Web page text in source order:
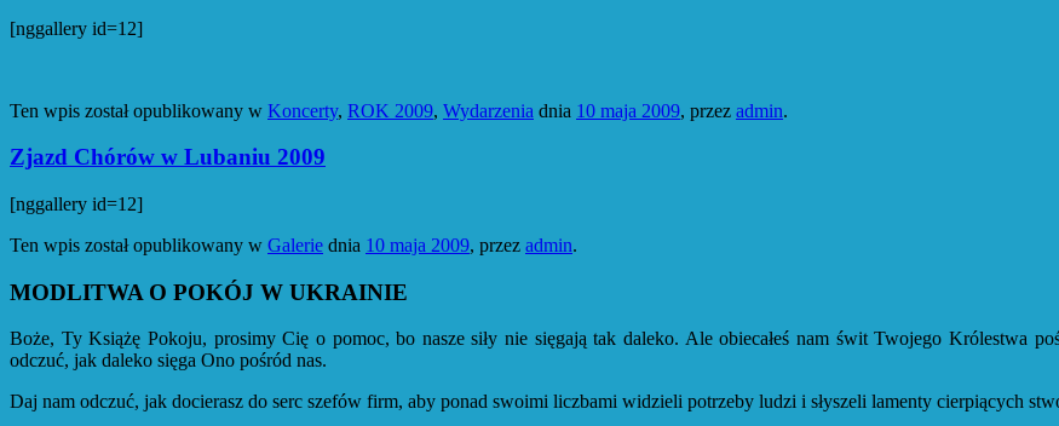
[nggallery id=12]
Ten wpis został opublikowany w Koncerty, ROK 2009, Wydarzenia dnia 10 maja 2009, przez admin.
Zjazd Chórów w Lubaniu 2009
[nggallery id=12]
Ten wpis został opublikowany w Galerie dnia 10 maja 2009, przez admin.
MODLITWA O POKÓJ W UKRAINIE
Boże, Ty Książę Pokoju, prosimy Cię o pomoc, bo nasze siły nie sięgają tak daleko. Ale obiecałeś nam świt Twojego Królestwa
odczuć, jak daleko sięga Ono pośród nas.
Daj nam odczuć, jak docierasz do serc szefów firm, aby ponad swoimi liczbami widzieli potrzeby ludzi i słyszeli lamenty cierpiących